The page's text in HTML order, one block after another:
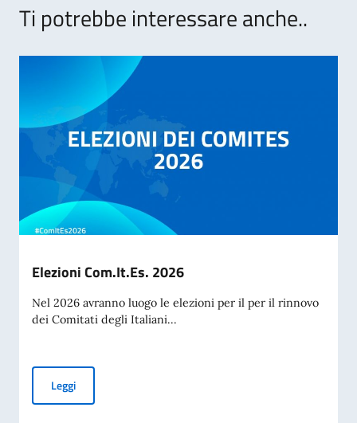
Ti potrebbe interessare anche..
Elezioni Com.It.Es. 2026
Nel 2026 avranno luogo le elezioni per il per il rinnovo
dei Comitati degli Italiani...
LeggiElezioni Com.It.Es. 2026